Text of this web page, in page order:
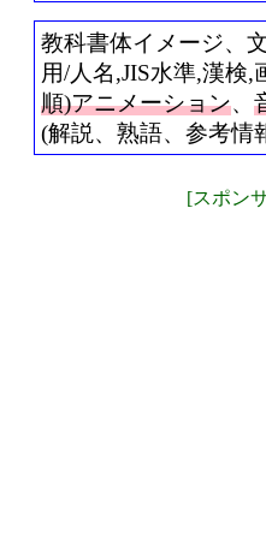
教科書体イメージ、
用/人名,JIS水準,漢検,
順)アニメーション、
(解説、熟語、参考情
[スポン